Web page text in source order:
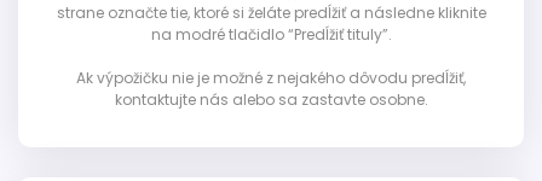
strane označte tie, ktoré si želáte predĺžiť a následne kliknite
na modré tlačidlo “Predĺžiť tituly”.
Ak výpožičku nie je možné z nejakého dôvodu predĺžiť,
kontaktujte nás alebo sa zastavte osobne.